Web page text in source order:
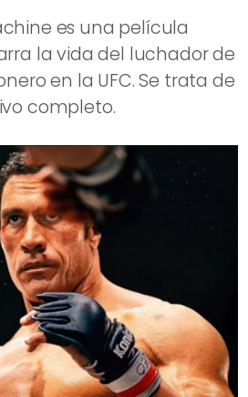
es una película
la vida del luchador de
en la UFC. Se trata de
completo.